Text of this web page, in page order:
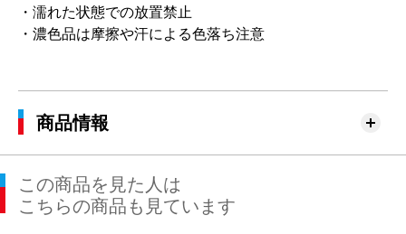
・濡れた状態での放置禁止
・濃色品は摩擦や汗による色落ち注意
商品情報
この商品を見た人は
こちらの商品も見ています